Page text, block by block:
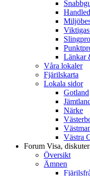
Länkar
Våra lokaler
Fjärilskarta
Lokala sidor
Gotland
Närke
Västra
Forum Visa,
Översikt
Ämnen